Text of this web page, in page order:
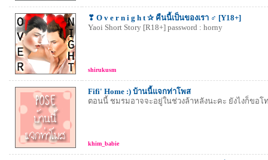
❣ O v e r n i g h t ✰ คืนนี้เป็นของเรา ♂ [Y18+]
Yaoi Short Story [R18+] password : horny
shirukusm
Fifi' Home :) บ้านนี้แจกท่าโพส
ตอนนี้ ชมรมอาจจะอยู่ในช่วงล้าหลังนะคะ ยังไงก็ขอโ
khim_babie